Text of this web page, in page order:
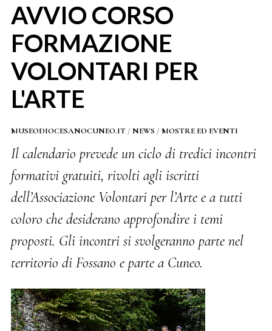
AVVIO CORSO
FORMAZIONE
VOLONTARI PER
L'ARTE
MUSEODIOCESANOCUNEO.IT/NEWS /MOSTRE ED EVENTI
Il calendario prevede un ciclo di tredici incontri
formativi gratuiti, rivolti agli iscritti
dell’Associazione Volontari per l’Arte e a tutti
coloro che desiderano approfondire i temi
proposti. Gli incontri si svolgeranno parte nel
territorio di Fossano e parte a Cuneo.